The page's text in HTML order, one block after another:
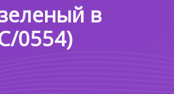
в
0554)